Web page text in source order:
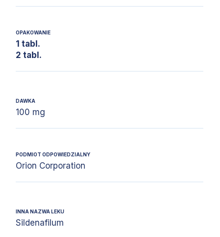
OPAKOWANIE
1 tabl.
2 tabl.
DAWKA
100 mg
PODMIOT ODPOWIEDZIALNY
Orion Corporation
INNA NAZWA LEKU
Sildenafilum